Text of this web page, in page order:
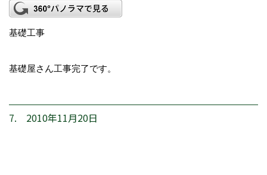
基礎工事
基礎屋さん工事完了です。
7. 2010年11月20日